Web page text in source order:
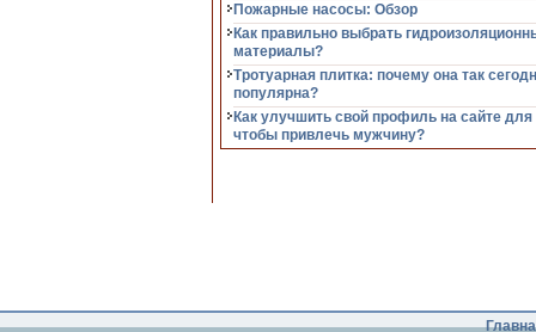
Пожарные насосы: Обзор
Как правильно выбрать
материалы?
Тротуарная плитка: почему она так
популярна?
Как улучшить свой профиль на сайте для
чтобы привлечь мужчину?